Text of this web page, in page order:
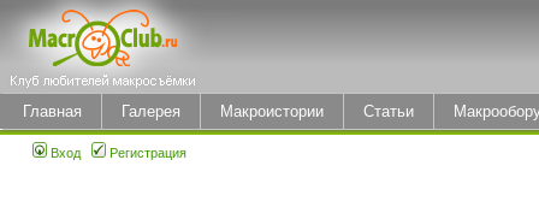
Главная Галерея Макроистории Статьи
Вход Регистрация